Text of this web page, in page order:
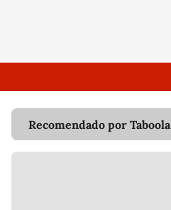
Recomendado por Taboola